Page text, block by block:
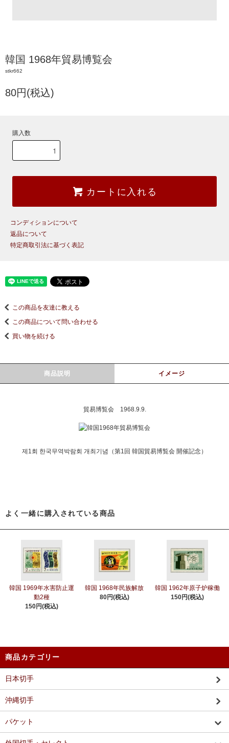
韓国 1968年貿易博覧会
stkr662
80円(税込)
購入数
カートに入れる
コンディションについて
返品について
特定商取引法に基づく表記
この商品を友達に教える
この商品について問い合わせる
買い物を続ける
商品説明 イメージ
貿易博覧会 1968.9.9.
제1회 한국무역박람회 개최기념（第1回 韓国貿易博覧会 開催記念）
よく一緒に購入されている商品
韓国 1969年水害防止運
動2種
150円(税込)
韓国 1968年民族解放
80円(税込)
韓国 1962年原子炉稼働
150円(税込)
商品カテゴリー
日本切手
沖縄切手
パケット